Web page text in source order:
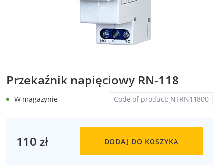
Przekaźnik napięciowy RN-118
Code of product: NTRN11800
W magazynie
110 zł DODAJ DO KOSZYKA